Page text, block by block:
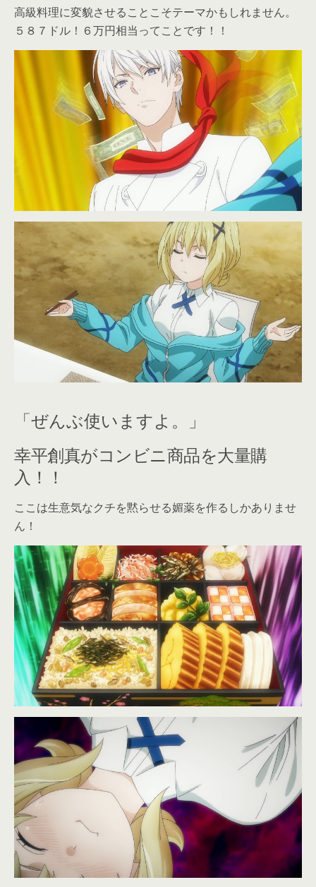
高級料理に変貌させることこそテーマかもしれません。
５８７ドル！６万円相当ってことです！！
「ぜんぶ使いますよ。」
幸平創真がコンビニ商品を大量購
入！！
ここは生意気なクチを黙らせる媚薬を作るしかありませ
ん！